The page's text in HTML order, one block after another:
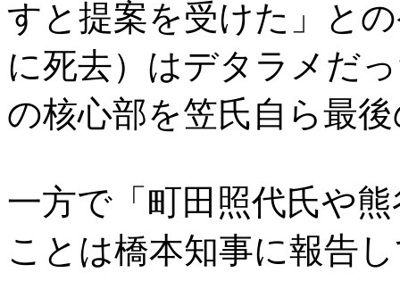
すと提案を受けた」と
に死去）はデタラメだ
の核心部を笠氏自ら最
一方で「町田照代氏や
ことは橋本知事に報告